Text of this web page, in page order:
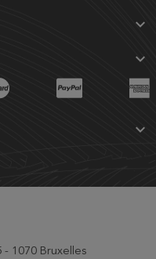



- 1070 Bruxelles